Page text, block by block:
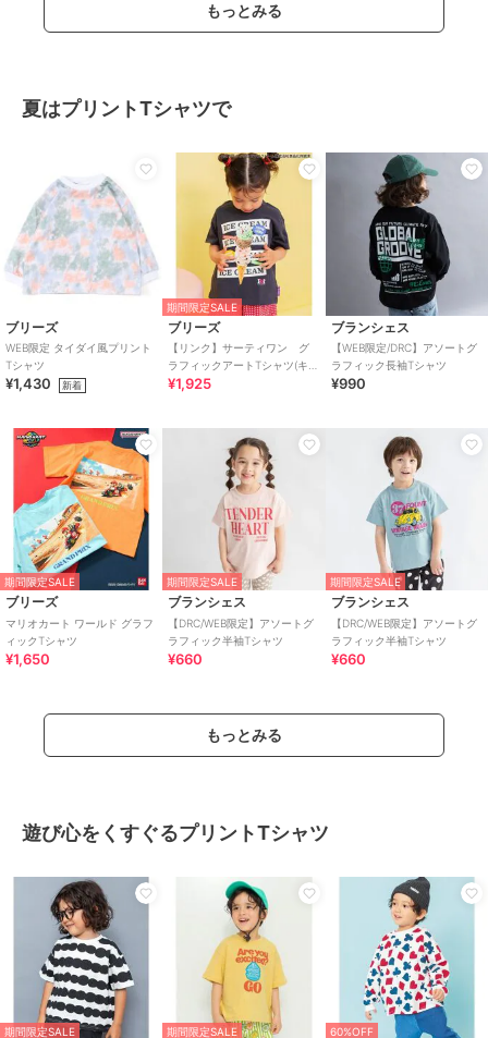
もっとみる
夏はプリントTシャツで
ブリーズ
WEB限定 タイダイ風プリント
Tシャツ
¥1,430 新着
期間限定SALE
ブリーズ
【リンク】サーティワン グ
ラフィックアートTシャツ(キッ
ズサイズ)
¥1,925
ブランシェス
【WEB限定/DRC】アソートグ
ラフィック長袖Tシャツ
¥990
期間限定SALE
ブリーズ
マリオカート ワールド グラフ
ィックTシャツ
¥1,650
期間限定SALE
ブランシェス
【DRC/WEB限定】アソートグ
ラフィック半袖Tシャツ
¥660
期間限定SALE
ブランシェス
【DRC/WEB限定】アソートグ
ラフィック半袖Tシャツ
¥660
もっとみる
遊び心をくすぐるプリントTシャツ
期間限定SALE 期間限定SALE 60%OFF